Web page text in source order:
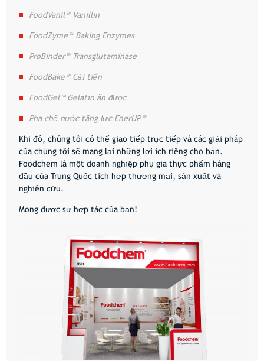
FoodVanil™ Vanillin
FoodZyme™ Baking Enzymes
ProBinder™ Transglutaminase
FoodBake™ Cải tiến
FoodGel™ Gelatin ăn được
Pha chế nước tăng lực EnerUP™
Khi đó, chúng tôi có thể giao tiếp trực tiếp và các giải pháp
của chúng tôi sẽ mang lại những lợi ích riêng cho bạn.
Foodchem là một doanh nghiệp phụ gia thực phẩm hàng
đầu của Trung Quốc tích hợp thương mại, sản xuất và
nghiên cứu.
Mong được sự hợp tác của bạn!